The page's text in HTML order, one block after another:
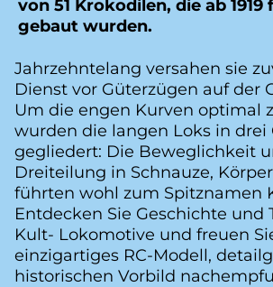
von 51 Krokodilen, die ab 1919
gebaut wurden.
Jahrzehntelang versahen sie
Dienst vor Güterzügen auf der
Um die engen Kurven optimal
wurden die langen Loks in drei
gegliedert: Die Beweglichkeit
Dreiteilung in Schnauze,
führten wohl zum Spitznamen
Entdecken Sie Geschichte und
Kult- Lokomotive und freuen
einzigartiges RC-Modell,
historischen Vorbild